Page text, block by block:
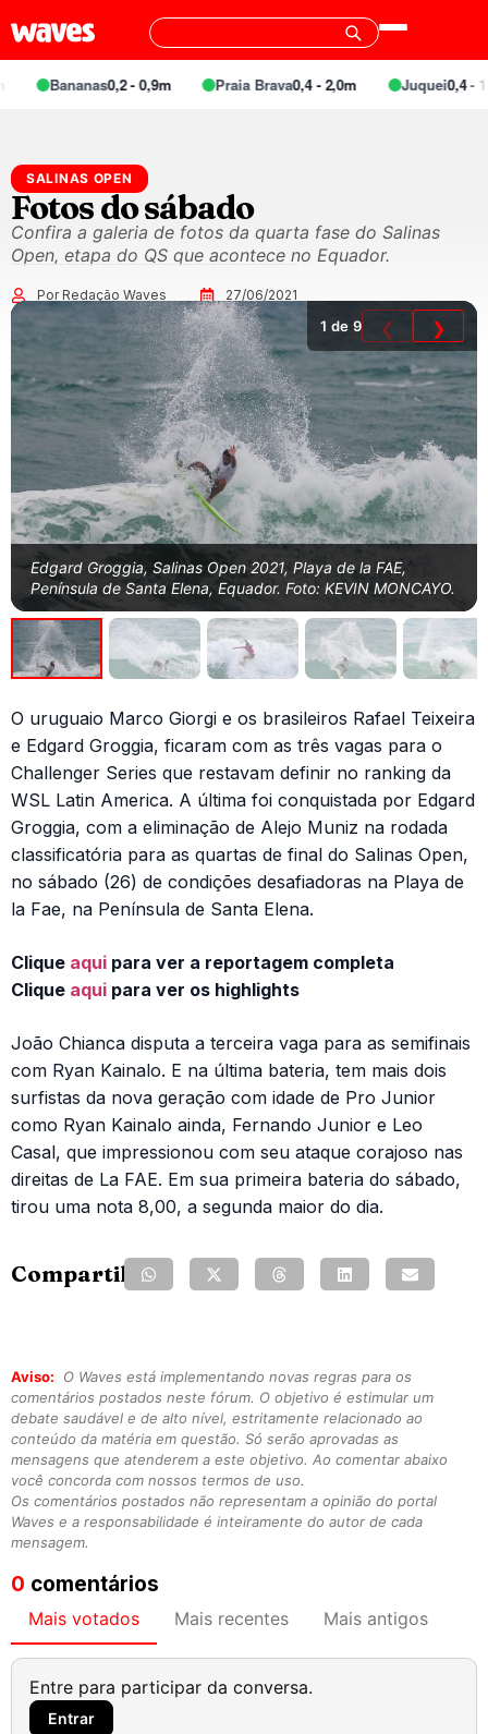
Bananas0,2 - 0,9m Praia Brava0,4 - 2,0m Juquei0,4 -
SALINAS OPEN
Fotos do sábado
Confira a galeria de fotos da quarta fase do Salinas
Open, etapa do QS que acontece no Equador.
Por Redação Waves 27/06/2021
Edgard Groggia, Salinas Open 2021, Playa de la FAE,
Península de Santa Elena, Equador. Foto: KEVIN MONCAYO.
1 de 9 ❮ ❯
O uruguaio Marco Giorgi e os brasileiros Rafael Teixeira
e Edgard Groggia, ficaram com as três vagas para o
Challenger Series que restavam definir no ranking da
WSL Latin America. A última foi conquistada por Edgard
Groggia, com a eliminação de Alejo Muniz na rodada
classificatória para as quartas de final do Salinas Open,
no sábado (26) de condições desafiadoras na Playa de
la Fae, na Península de Santa Elena.
Clique aqui para ver a reportagem completa
Clique aqui para ver os highlights
João Chianca disputa a terceira vaga para as semifinais
com Ryan Kainalo. E na última bateria, tem mais dois
surfistas da nova geração com idade de Pro Junior
como Ryan Kainalo ainda, Fernando Junior e Leo
Casal, que impressionou com seu ataque corajoso nas
direitas de La FAE. Em sua primeira bateria do sábado,
tirou uma nota 8,00, a segunda maior do dia.
Compartilhe:
Aviso:
O Waves está implementando novas regras para os
comentários postados neste fórum. O objetivo é estimular um
debate saudável e de alto nível, estritamente relacionado ao
conteúdo da matéria em questão. Só serão aprovadas as
mensagens que atenderem a este objetivo. Ao comentar abaixo
você concorda com nossos termos de uso.
Os comentários postados não representam a opinião do portal
Waves e a responsabilidade é inteiramente do autor de cada
mensagem.
0 comentários
Mais votados Mais recentes Mais antigos
Entre para participar da conversa.
Entrar